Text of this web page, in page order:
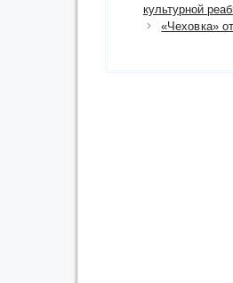
культурной
«Чеховка»